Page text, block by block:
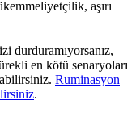
aşırı
durduramıyorsanız,
en kötü senaryoları
Ruminasyon
.